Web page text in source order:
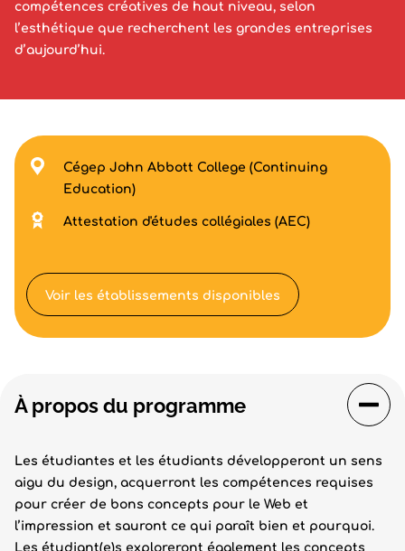
compétences créatives de haut niveau, selon
l’esthétique que recherchent les grandes entreprises
d’aujourd’hui.
À propos du programme
Les étudiantes et les étudiants développeront un sens
aigu du design, acquerront les compétences requises
pour créer de bons concepts pour le Web et
l’impression et sauront ce qui paraît bien et pourquoi.
Les étudiant(e)s exploreront également les concepts
Cégep John Abbott College (Continuing
Education)
Attestation d'études collégiales (AEC)
Voir les établissements disponibles